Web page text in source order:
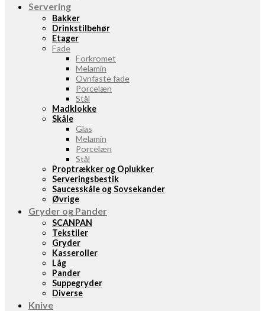
Servering
Bakker
Drinkstilbehør
Etager
Fade
Forkromet
Melamin
Ovnfaste fade
Porcelæn
Stål
Madklokke
Skåle
Glas
Melamin
Porcelæn
Stål
Proptrækker og Oplukker
Serveringsbestik
Saucesskåle og Sovsekander
Øvrige
Gryder og Pander
SCANPAN
Tekstiler
Gryder
Kasseroller
Låg
Pander
Suppegryder
Diverse
Knive